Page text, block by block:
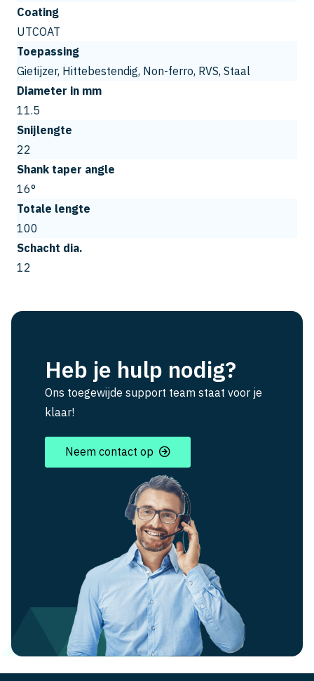
Coating
UTCOAT
Toepassing
Gietijzer, Hittebestendig, Non-ferro, RVS, Staal
Diameter in mm
11.5
Snijlengte
22
Shank taper angle
16°
Totale lengte
100
Schacht dia.
12
Heb je hulp nodig?
Ons toegewijde support team staat voor je
klaar!
Neem contact op